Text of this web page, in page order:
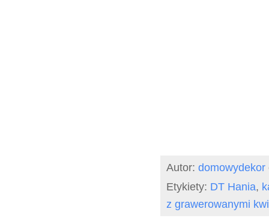
Autor: domowydekor
Etykiety: DT Hania,
z grawerowanymi